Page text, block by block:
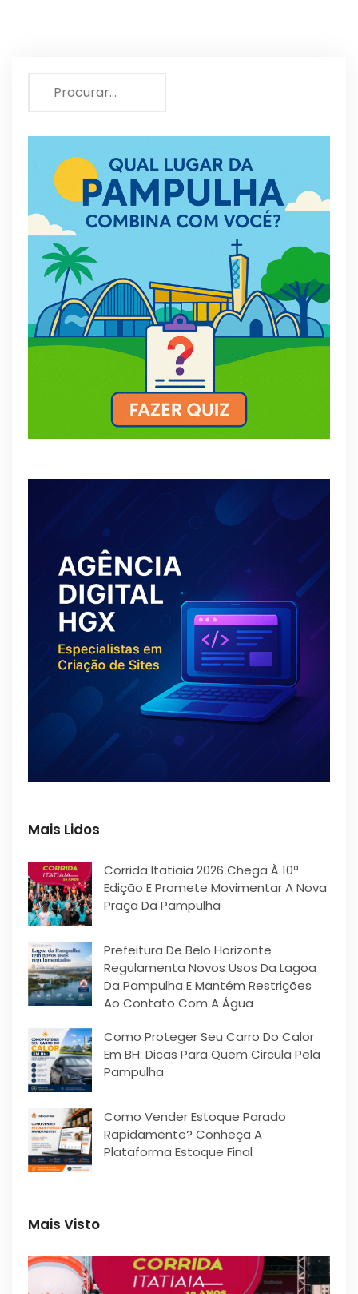
Mais Lidos
Corrida Itatiaia 2026 Chega À 10ª
Edição E Promete Movimentar A Nova
Praça Da Pampulha
Prefeitura De Belo Horizonte
Regulamenta Novos Usos Da Lagoa
Da Pampulha E Mantém Restrições
Ao Contato Com A Água
Como Proteger Seu Carro Do Calor
Em BH: Dicas Para Quem Circula Pela
Pampulha
Como Vender Estoque Parado
Rapidamente? Conheça A
Plataforma Estoque Final
Mais Visto